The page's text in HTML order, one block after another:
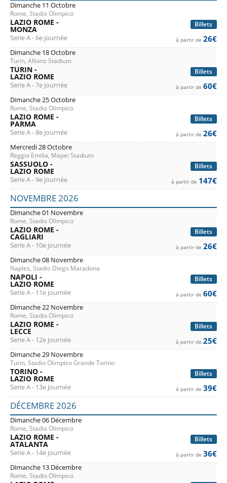
Dimanche 11 Octobre
Rome, Stadio Olimpico
Billets
LAZIO ROME -
MONZA
Serie A - 6e journée à partir de 26€
Dimanche 18 Octobre
Turin, Allianz Stadium
Billets
TURIN -
LAZIO ROME
Serie A - 7e journée à partir de 60€
Dimanche 25 Octobre
Rome, Stadio Olimpico
Billets
LAZIO ROME -
PARMA
Serie A - 8e journée à partir de 26€
Mercredi 28 Octobre
Reggio Emilia, Mapei Stadium
Billets
SASSUOLO -
LAZIO ROME
Serie A - 9e journée à partir de 147€
NOVEMBRE 2026
Dimanche 01 Novembre
Rome, Stadio Olimpico
Billets
LAZIO ROME -
CAGLIARI
Serie A - 10e journée à partir de 26€
Dimanche 08 Novembre
Naples, Stadio Diego Maradona
Billets
NAPOLI -
LAZIO ROME
Serie A - 11e journée à partir de 60€
Dimanche 22 Novembre
Rome, Stadio Olimpico
Billets
LAZIO ROME -
LECCE
Serie A - 12e journée à partir de 25€
Dimanche 29 Novembre
Turin, Stadio Olimpico Grande Torino
Billets
TORINO -
LAZIO ROME
Serie A - 13e journée à partir de 39€
DÉCEMBRE 2026
Dimanche 06 Décembre
Rome, Stadio Olimpico
Billets
LAZIO ROME -
ATALANTA
Serie A - 14e journée à partir de 36€
Dimanche 13 Décembre
Rome, Stadio Olimpico